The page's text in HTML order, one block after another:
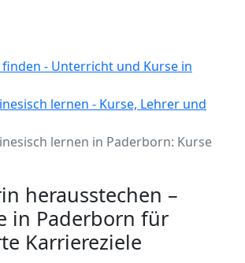
- Unterricht und Kurse in
lernen - Kurse, Lehrer und
lernen in Paderborn: Kurse
herausstechen –
in Paderborn für
Karriereziele